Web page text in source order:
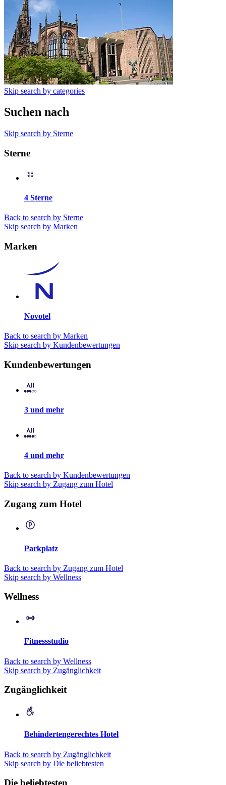
Skip search by categories
Suchen nach
Skip search by Sterne
Sterne
4 Sterne
Back to search by Sterne
Skip search by Marken
Marken
Novotel
Back to search by Marken
Skip search by Kundenbewertungen
Kundenbewertungen
3 und mehr
4 und mehr
Back to search by Kundenbewertungen
Skip search by Zugang zum Hotel
Zugang zum Hotel
Parkplatz
Back to search by Zugang zum Hotel
Skip search by Wellness
Wellness
Fitnessstudio
Back to search by Wellness
Skip search by Zugänglichkeit
Zugänglichkeit
Behindertengerechtes Hotel
Back to search by Zugänglichkeit
Skip search by Die beliebtesten